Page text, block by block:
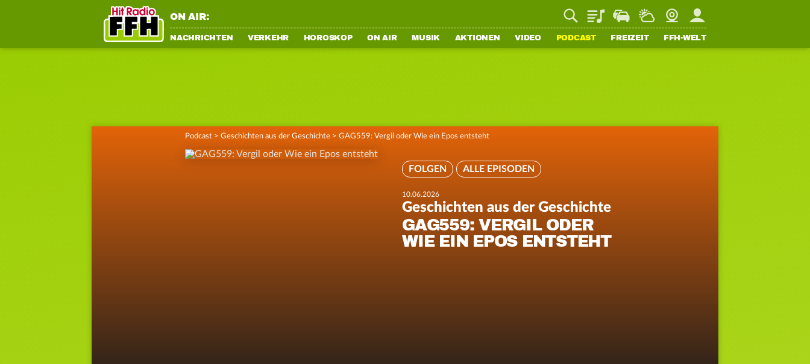
ON AIR: PlaylistStaupilotWetterWebcamMein FFH
NACHRICHTEN VERKEHR HOROSKOP ON AIR MUSIK AKTIONEN VIDEO PODCAST FREIZEIT FFH-WELT
Podcast > Geschichten aus der Geschichte > GAG559: Vergil oder Wie ein Epos entsteht
FOLGEN ALLE EPISODEN
10.06.2026
Geschichten aus der Geschichte
GAG559: VERGIL ODER
WIE EIN EPOS ENTSTEHT